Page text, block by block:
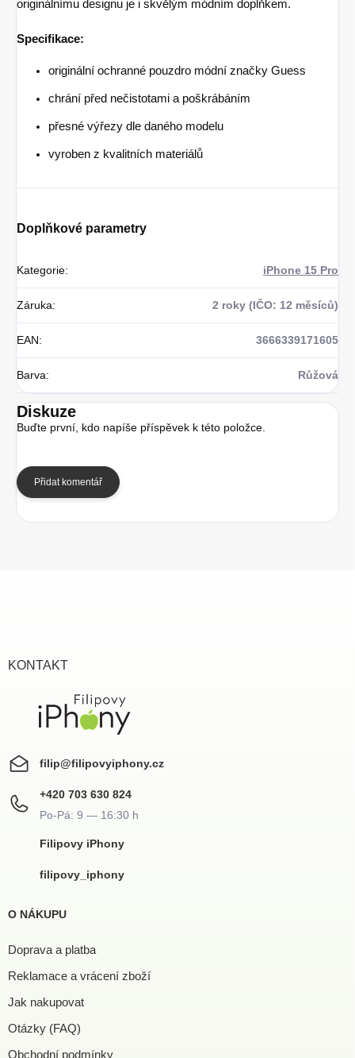
originálnímu designu je i skvělým módním doplňkem.
Specifikace:
originální ochranné pouzdro módní značky Guess
chrání před nečistotami a poškrábáním
přesné výřezy dle daného modelu
vyroben z kvalitních materiálů
Doplňkové parametry
Kategorie: iPhone 15 Pro
Záruka: 2 roky (IČO: 12 měsíců)
EAN: 3666339171605
Barva: Růžová
Diskuze
Buďte první, kdo napíše příspěvek k této položce.
Přidat komentář
KONTAKT
filip@filipovyiphony.cz
+420 703 630 824
Filipovy iPhony
filipovy_iphony
O NÁKUPU
Doprava a platba
Reklamace a vrácení zboží
Jak nakupovat
Otázky (FAQ)
Obchodní podmínky